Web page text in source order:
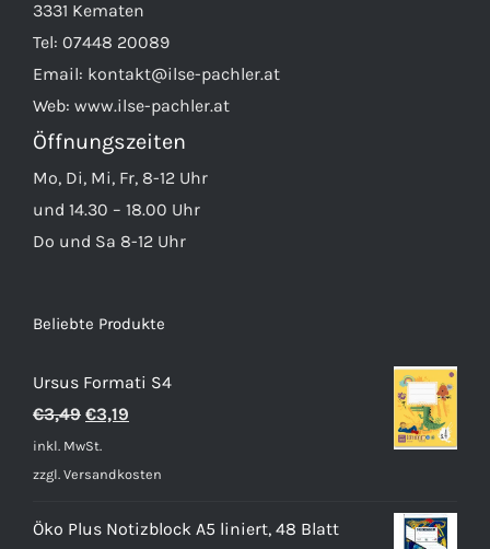
3331 Kematen
Tel: 07448 20089
Email: kontakt@ilse-pachler.at
Web: www.ilse-pachler.at
Öffnungszeiten
Mo, Di, Mi, Fr, 8-12 Uhr
und 14.30 – 18.00 Uhr
Do und Sa 8-12 Uhr
Beliebte Produkte
Ursus Formati S4
€3,49 Ursprünglicher
Preis
war:
€3,19
ist:
inkl. MwSt.
zzgl. Versandkosten
Öko Plus Notizblock A5 liniert, 48 Blatt